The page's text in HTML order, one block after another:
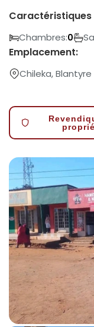
Caractéristiques
Chambres:0
Emplacement:
Chileka, Blantyre